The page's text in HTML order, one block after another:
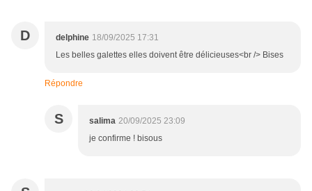
D delphine 18/09/2025 17:31
Les belles galettes elles doivent être délicieuses<br /> Bises
Répondre
S salima 20/09/2025 23:09
je confirme ! bisous